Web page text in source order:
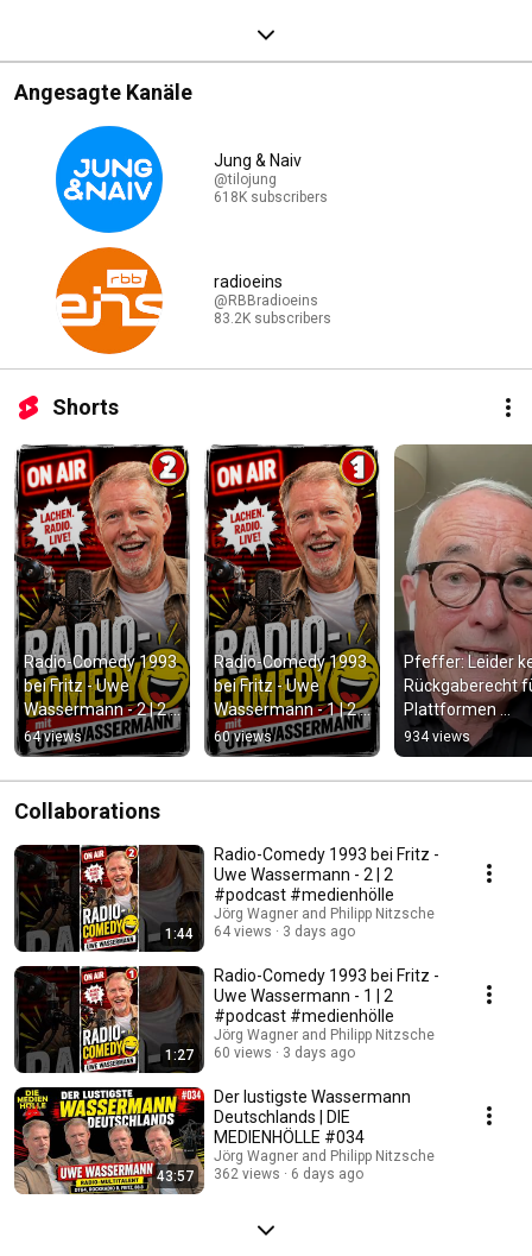
Angesagte Kanäle
Jung & Naiv
@tilojung
618K subscribers
radioeins
@RBBradioeins
83.2K subscribers
Shorts
Radio-Comedy 1993
bei Fritz - Uwe
Wassermann - 2 | 2
#podcast
#medienhölle
64 views
Radio-Comedy 1993
bei Fritz - Uwe
Wassermann - 1 | 2
#podcast
#medienhölle
60 views
Pfeffer: Leider
Rückgaberecht
Plattformen
#podcast #KI
934 views
Collaborations
1:44
Radio-Comedy 1993 bei Fritz -
Uwe Wassermann - 2 | 2
#podcast #medienhölle
Jörg Wagner and Philipp Nitzsche
64 views
3 days ago
1:27
Radio-Comedy 1993 bei Fritz -
Uwe Wassermann - 1 | 2
#podcast #medienhölle
Jörg Wagner and Philipp Nitzsche
60 views
3 days ago
43:57
Der lustigste Wassermann
Deutschlands | DIE
MEDIENHÖLLE #034
Jörg Wagner and Philipp Nitzsche
362 views
6 days ago